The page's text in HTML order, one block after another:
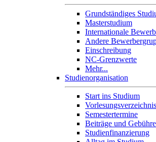
Grundständiges
Masterstudium
Internationale
Andere
Einschreibung
NC-Grenzwerte
Mehr...
Studienorganisation
Start ins Studium
Vorlesungsverzeichnis
Semestertermine
Beiträge und
Studienfinanzierung